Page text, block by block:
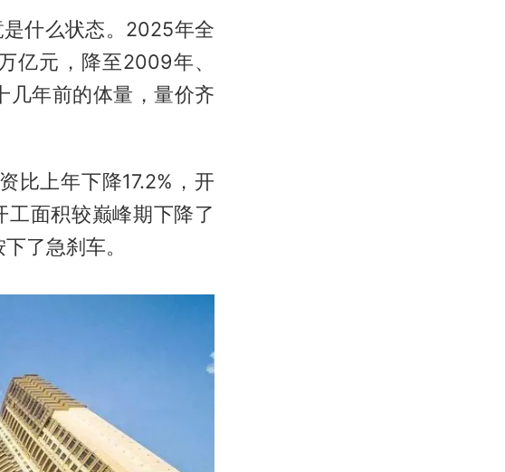
什么状态。2025年全
亿元，降至2009年、
几年前的体量，量价齐
比上年下降17.2%，开
面积较巅峰期下降了
了急刹车。